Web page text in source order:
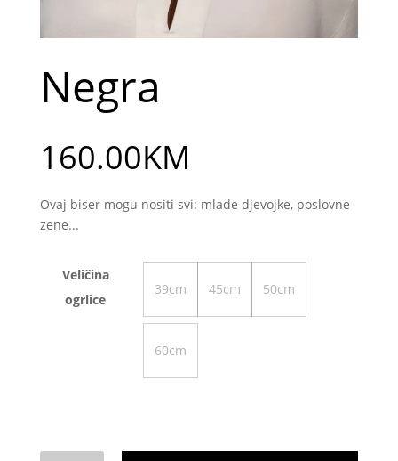
Negra
160.00KM
Ovaj biser mogu nositi svi: mlade djevojke, poslovne
zene...
Veličina
ogrlice
39cm 45cm 50cm
60cm